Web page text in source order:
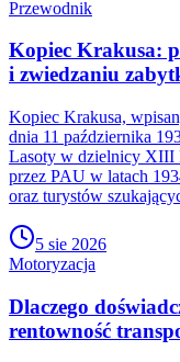
Przewodnik
Kopiec Krakusa:
i zwiedzaniu
Kopiec Krakusa,
dnia 11 października
Lasoty w dzielnicy XIII
przez PAU w latach
oraz turystów
5 sie 2026
Motoryzacja
Dlaczego
rentowność